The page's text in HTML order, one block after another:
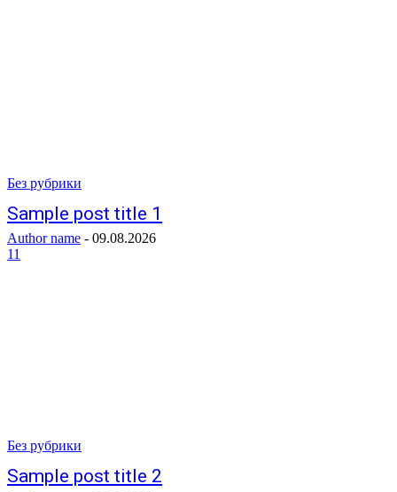
Без рубрики
Sample post title 1
Author name - 09.08.2026
11
Без рубрики
Sample post title 2